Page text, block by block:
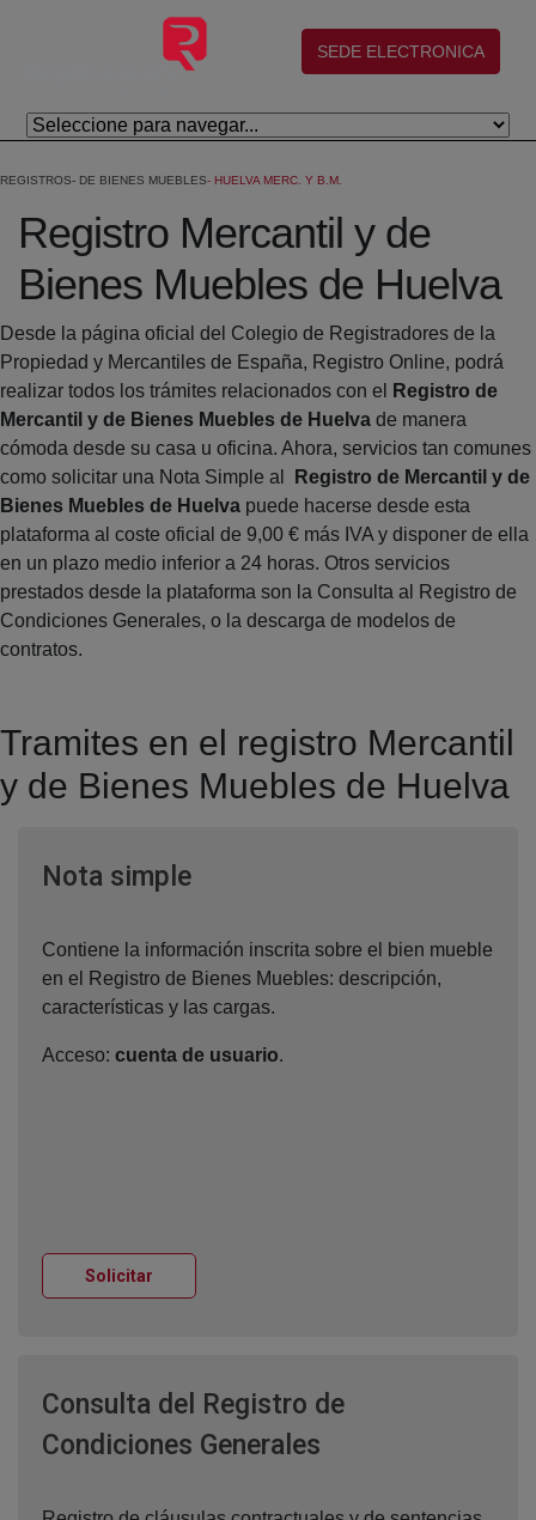
Saltar al contenido principal
(abre en nueva ventana)
SEDE ELECTRONICA
REGISTROS DE BIENES MUEBLES HUELVA MERC. Y B.M.
Registro Mercantil y de
Bienes Muebles de Huelva
Desde la página oficial del Colegio de Registradores de la
Propiedad y Mercantiles de España, Registro Online, podrá
realizar todos los trámites relacionados con el
Registro de
Mercantil y de Bienes Muebles de Huelva de manera
cómoda desde su casa u oficina. Ahora, servicios tan comunes
como solicitar una Nota Simple al
Registro de Mercantil y de
Bienes Muebles de Huelva puede hacerse desde esta
plataforma al coste oficial de 9,00 € más IVA y disponer de ella
en un plazo medio inferior a 24 horas. Otros servicios
prestados desde la plataforma son la Consulta al Registro de
Condiciones Generales, o la descarga de modelos de
contratos.
Tramites en el registro Mercantil
y de Bienes Muebles de Huelva
Nota simpleVentana nueva
Contiene la información inscrita sobre el bien mueble
en el Registro de Bienes Muebles: descripción,
características y las cargas.
Acceso: cuenta de usuario.
Solicitar
Consulta del Registro de
Condiciones Generales